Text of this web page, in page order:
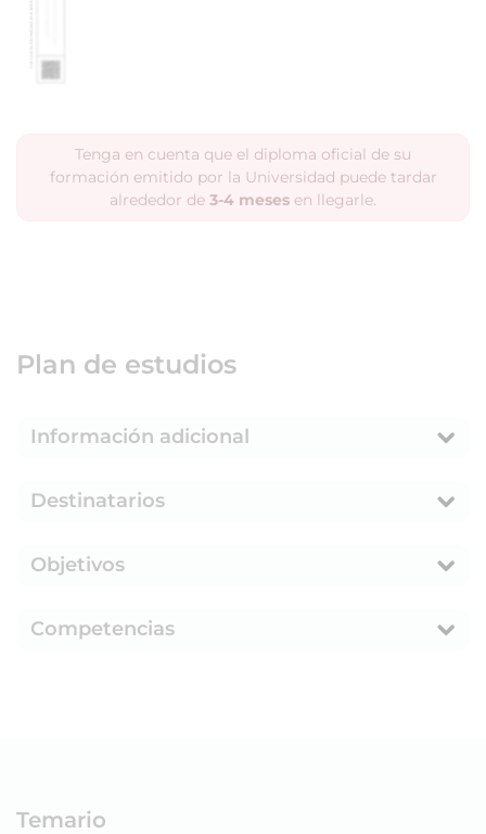
Tenga en cuenta que el diploma oficial de su
formación emitido por la Universidad puede tardar
alrededor de 3-4 meses en llegarle.
Plan de estudios
Información adicional
Destinatarios
Objetivos
Competencias
Temario